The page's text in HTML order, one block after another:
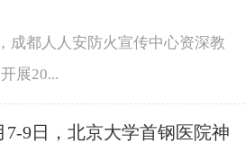
成都人人安防火宣传中心资深教
展20...
7-9日，北京大学首钢医院神